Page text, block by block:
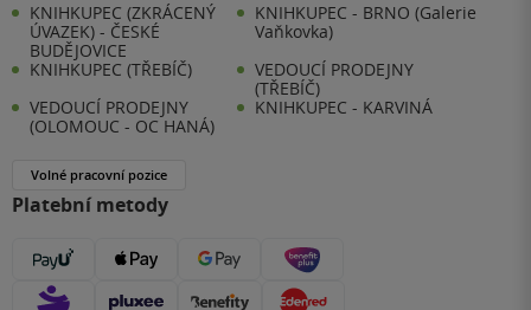
KNIHKUPEC (ZKRÁCENÝ
ÚVAZEK) - ČESKÉ
BUDĚJOVICE
KNIHKUPEC - BRNO (Galerie
Vaňkovka)
KNIHKUPEC (TŘEBÍČ)
VEDOUCÍ PRODEJNY
(TŘEBÍČ)
VEDOUCÍ PRODEJNY
(OLOMOUC - OC HANÁ)
KNIHKUPEC - KARVINÁ
Volné pracovní pozice
Platební metody